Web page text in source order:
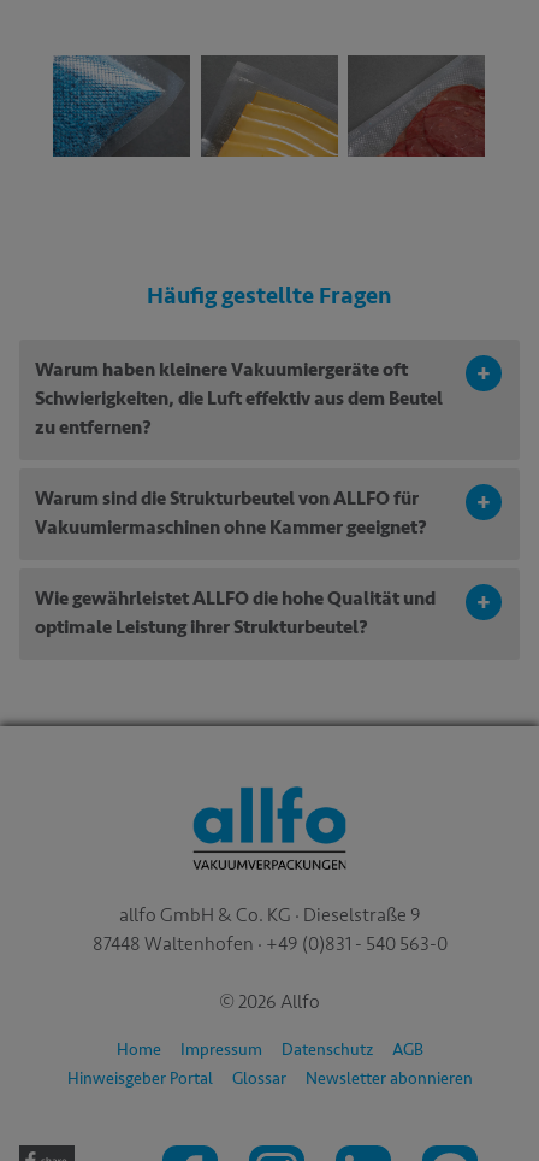
Häufig gestellte Fragen
+
Warum haben kleinere Vakuumiergeräte oft
Schwierigkeiten, die Luft effektiv aus dem Beutel
zu entfernen?
+
Warum sind die Strukturbeutel von ALLFO für
Vakuumiermaschinen ohne Kammer geeignet?
+
Wie gewährleistet ALLFO die hohe Qualität und
optimale Leistung ihrer Strukturbeutel?
allfo GmbH & Co. KG · Dieselstraße 9
87448 Waltenhofen · +49 (0)831 - 540 563-0
© 2026 Allfo
Home Impressum Datenschutz
AGB
Hinweisgeber Portal
Glossar Newsletter abonnieren